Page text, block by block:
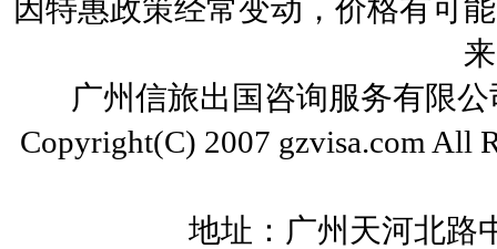
因特惠政策经常变动，价格有可
广州信旅出国咨询服务有限
Copyright(C) 2007 gzvisa.com All
地址：广州天河北路